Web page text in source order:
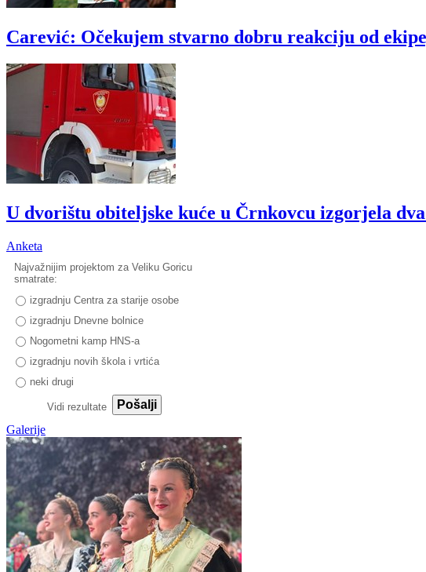
Carević: Očekujem stvarno dobru reakciju od
U dvorištu obiteljske kuće u Črnkovcu izgorjela
Anketa
Najvažnijim projektom za Veliku Goricu
smatrate:
izgradnju Centra za starije osobe
izgradnju Dnevne bolnice
Nogometni kamp HNS-a
izgradnju novih škola i vrtića
neki drugi
Vidi rezultate
Pošalji
Galerije